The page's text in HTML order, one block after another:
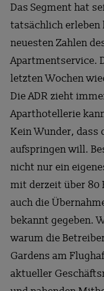
Das Segment hat
tatsächlich erleben
neuesten Zahlen
Apartmentservice.
letzten Wochen
Die ADR zieht
Aparthotellerie
Kein Wunder,
aufspringen will.
nicht nur ein
mit derzeit über 80
auch die
bekannt gegeben.
warum die
Gardens am
aktueller